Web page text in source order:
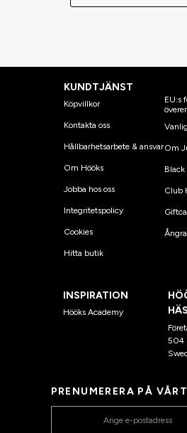
KUNDTJÄNST
Köpvillkor
Kontakta oss
Hållbarhetsarbete & ansvar
Om Hööks
Jobba hos oss
Integritetspolicy
Cookies
Hitta butik
EU:s
Om
Black
Club
INSPIRATION
Hööks Academy
504
PRENUMERERA PÅ